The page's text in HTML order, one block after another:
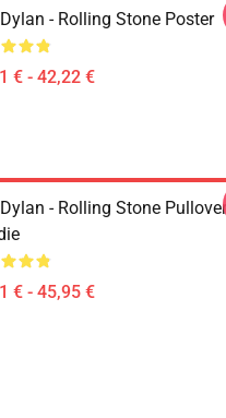
- Rolling Stone Poster
€ - 42,22 €
- Rolling Stone Pullover
€ - 45,95 €